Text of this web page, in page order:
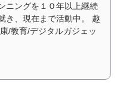
ニングを１０年以上継続
き、現在まで活動中。 趣
/教育/デジタルガジェッ